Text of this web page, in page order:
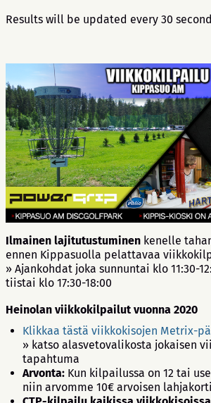
Results will be updated every 30
Ilmainen lajitutustuminen kenelle
ennen Kippasuolla pelattavaa
» Ajankohdat joka sunnuntai klo 11:30-
tiistai klo 17:30-18:00
Heinolan viikkokilpailut vuonna 2020
Klikkaa tästä viikkokisojen Metrix-
» katso alasvetovalikosta jokaisen
tapahtuma
Arvonta: Kun kilpailussa on 12 tai
niin arvomme 10€ arvoisen